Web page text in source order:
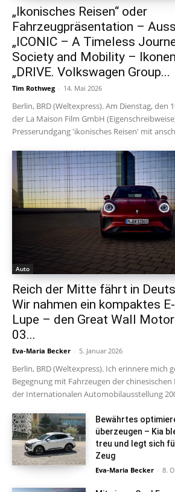
„Ikonisches Reisen“ oder
Fahrzeugpräsentation –
„ICONIC – A Timeless
Society and Mobility –
„DRIVE. Volkswagen Group...
Tim Rothweg - 14. Mai 2026
Berlin, BRD (Weltexpress). Am Dienstag, den
der La Maison Film GmbH
Presserundgang 'ikonisches Reisen' mit
Auto
Reich der Mitte fährt in
Wir nahmen ein kompaktes
Lupe – den Great Wall
03...
Eva-Maria Becker - 5. Januar 2026
Berlin, BRD (Weltexpress). Ich erinnere mich
Begegnung mit Fahrzeugen der
der Internationalen Automobilausstellung
Bewährtes
überzeugen – Kia
treu und legt sich
Zeug
Eva-Maria Becker - 8.